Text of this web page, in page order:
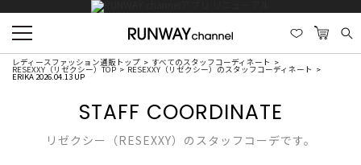
レディースファッション通販トップ すべてのスタッフコーディネート
RESEXXY（リゼクシー）TOP RESEXXY（リゼクシー）のスタッフコーディネート
ERIKA 2026.04.13 UP
STAFF COORDINATE
リゼクシー（RESEXXY）のスタッフコーデです。